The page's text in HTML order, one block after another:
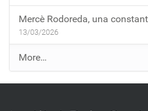
Mercè Rodoreda, una
13/03/2026
E
n
t
More…